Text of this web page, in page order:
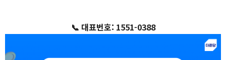
📞 대표번호: 1551-0388